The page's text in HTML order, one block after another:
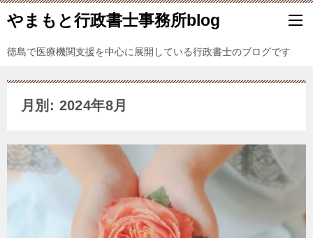
やまもと行政書士事務所blog
徳島で医療機関支援を中心に展開している行政書士のブログです
月別: 2024年8月